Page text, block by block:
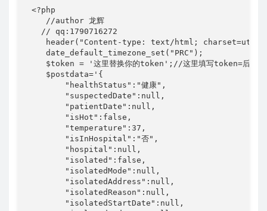
        "healthStatus":"健康",
        "suspectedDate":null,
        "patientDate":null,
        "isHot":false,
        "temperature":37,
        "isInHospital":"否",
        "hospital":null,
        "isolated":false,
        "isolatedMode":null,
        "isolatedAddress":null,
        "isolatedReason":null,
        "isolatedStartDate":null,
        "isolatedEndDate":null,
        "locationLatitude":"26.38743",
        "locationLongitude":"106.63461",
        "isOut":false,
        "locationCountry":"国内",
        "locationProvince":"贵州省",
        "locationCity":"贵阳市",